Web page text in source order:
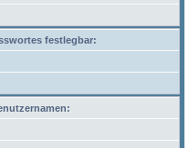
festlegbar: